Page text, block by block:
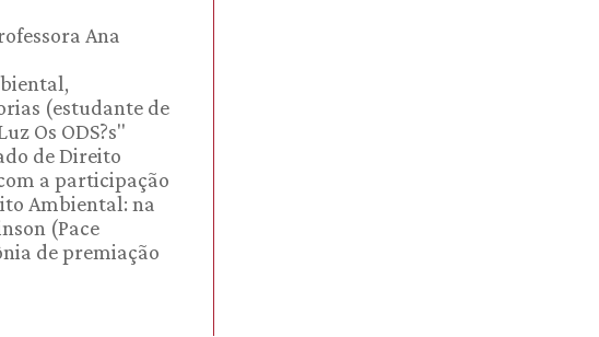
Ana
(estudante de
Os ODS?s"
de Direito
a participação
Ambiental: na
(Pace
de premiação